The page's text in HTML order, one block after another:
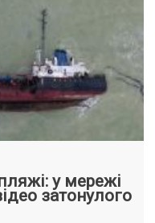
у мережі
затонулого